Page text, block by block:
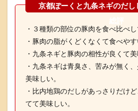
・３種類の部位の豚肉を食べ比べし
・豚肉の脂がくどくなくて食べやす
・九条ネギと豚肉の相性が良くて美
・九条ネギは青臭さ、苦みが無く
美味しい。
・比内地鶏のだしがあっさりだけ
てて美味しい。